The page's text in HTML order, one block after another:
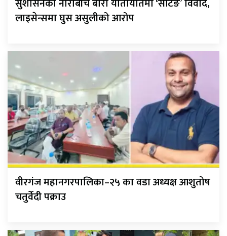
लाइसेन्समा घुस असुलीको आरोप
वीरगंज महानगरपालिका–२५ का वडा अध्यक्ष आशुतोष
चतुर्वेदी पक्राउ